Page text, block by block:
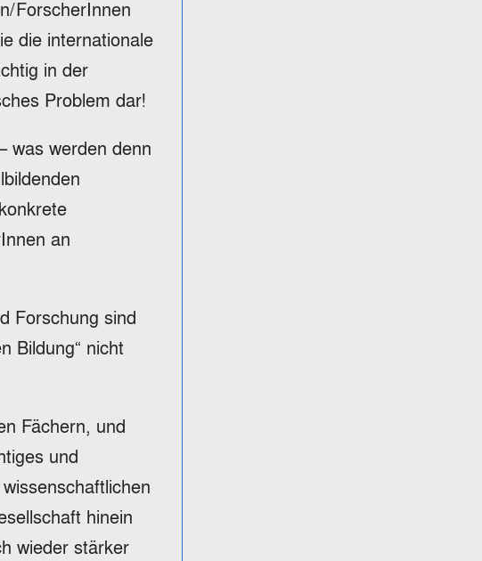
ForscherInnen
die internationale
in der
Problem dar!
was werden denn
an
Forschung sind
Bildung“ nicht
Fächern, und
und
hinein
wieder stärker